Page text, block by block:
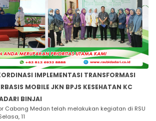
IMPLEMENTASI TRANSFORMASI
MOBILE JKN BPJS KESEHATAN KC
BINJAI
Cabang Medan telah melakukan kegiatan di RSU
11